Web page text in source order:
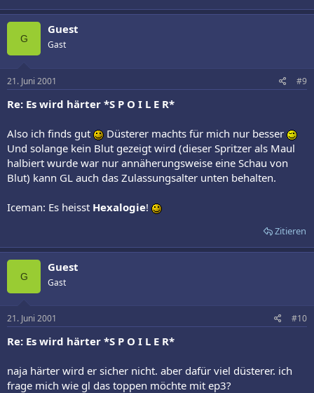
G
Guest
Gast
21. Juni 2001 #9
Re: Es wird härter *S P O I L E R*
Also ich finds gut
Düsterer machts für mich nur besser
Und solange kein Blut gezeigt wird (dieser Spritzer als Maul
halbiert wurde war nur annäherungsweise eine Schau von
Blut) kann GL auch das Zulassungsalter unten behalten.
Iceman: Es heisst Hexalogie!
Zitieren
G
Guest
Gast
21. Juni 2001 #10
Re: Es wird härter *S P O I L E R*
naja härter wird er sicher nicht. aber dafür viel düsterer. ich
frage mich wie gl das toppen möchte mit ep3?